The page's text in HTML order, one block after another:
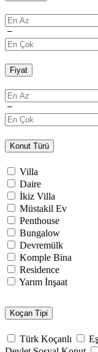
Fiyat
Konut Türü
Villa
Daire
İkiz Villa
Müstakil Ev
Penthouse
Bungalow
Devremülk
Komple Bina
Residence
Yarım İnşaat
Koçan Tipi
Türk Koçanlı